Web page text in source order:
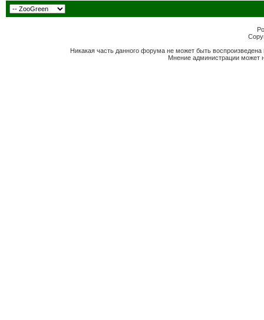
Никакая часть данного форума не может быть
Мнение администрации может